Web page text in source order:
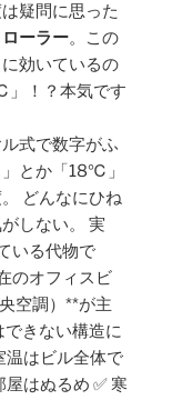
疑問に思った
ーラー。この
効いているの
」！？本気です
式で数字がふ
とか「18℃」
どんなにひね
しない。 実
いる代物で
のオフィスビ
空調）**が主
きない構造に
温はビル全体で
はぬるめ ✅ 寒